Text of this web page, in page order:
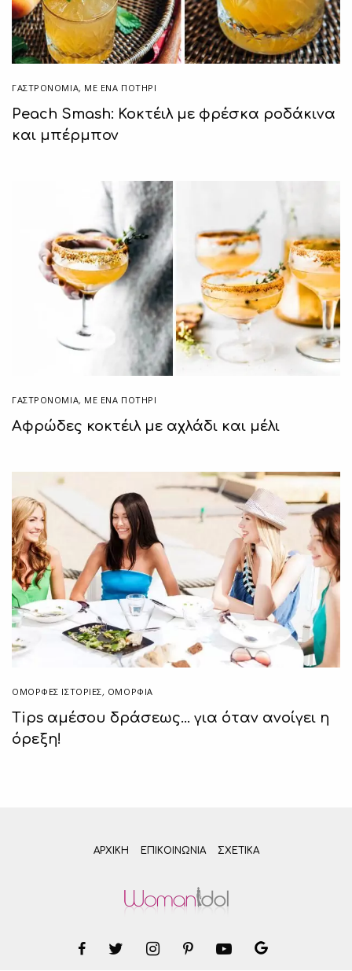
ΓΑΣΤΡΟΝΟΜΙΑ, ΜΕ ΈΝΑ ΠΟΤΉΡΙ
Peach Smash: Κοκτέιλ με φρέσκα ροδάκινα
και μπέρμπον
ΓΑΣΤΡΟΝΟΜΙΑ, ΜΕ ΈΝΑ ΠΟΤΉΡΙ
Αφρώδες κοκτέιλ με αχλάδι και μέλι
ΌΜΟΡΦΕΣ ΙΣΤΟΡΊΕΣ, ΟΜΟΡΦΙΑ
Tips αμέσου δράσεως… για όταν ανοίγει η
όρεξη!
ΑΡΧΙΚΗ ΕΠΙΚΟΙΝΩΝΊΑ ΣΧΕΤΙΚΆ